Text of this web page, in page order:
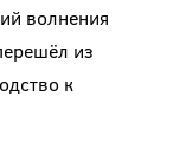
волнения
из
к